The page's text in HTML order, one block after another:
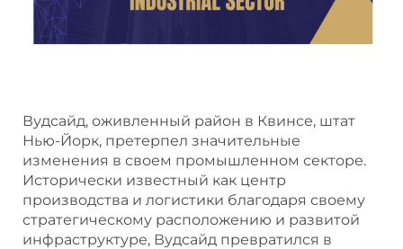
Вудсайд, оживленный район в Квинсе, штат
Нью-Йорк, претерпел значительные
изменения в своем промышленном секторе.
Исторически известный как центр
производства и логистики благодаря своему
стратегическому расположению и развитой
инфраструктуре, Вудсайд превратился в